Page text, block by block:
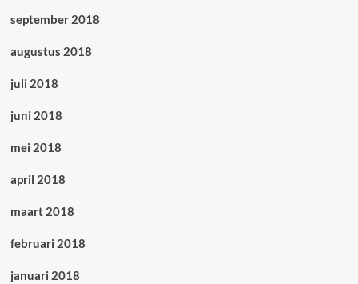
september 2018
augustus 2018
juli 2018
juni 2018
mei 2018
april 2018
maart 2018
februari 2018
januari 2018